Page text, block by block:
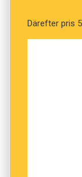
Därefter pris